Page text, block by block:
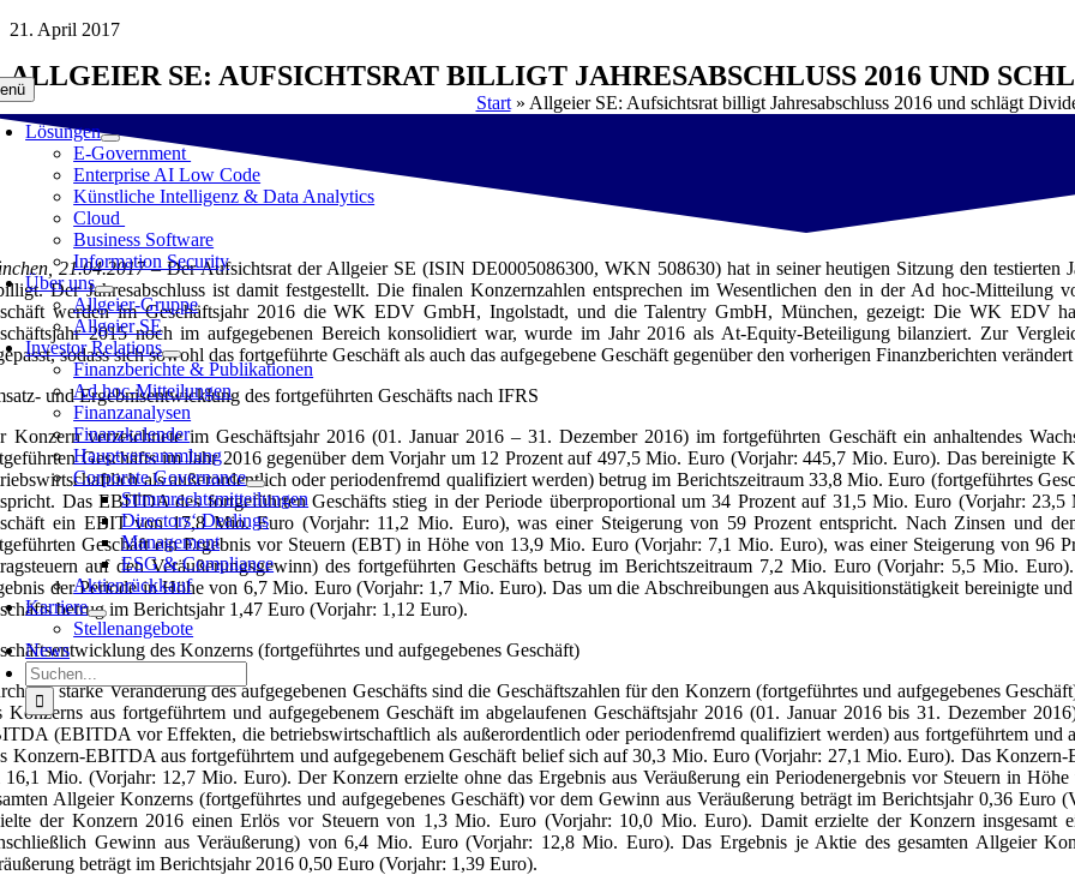
Zum
springen
Lösungen
E-Government
Enterprise AI Low Code
Künstliche Intelligenz & Data Analytics
Cloud
Business Software
Information Security
Über uns
Allgeier-Gruppe
Allgeier SE
Investor Relations
Finanzberichte & Publikationen
Ad hoc-Mitteilungen
Finanzanalysen
Finanzkalender
Hauptversammlung
Corporate Governance
Stimmrechtsmitteilungen
Directors‘ Dealings
Management
ESG & Compliance
Aktienrückkauf
Karriere
Stellenangebote
News
Suche
nach:
21. April 2017
ALLGEIER SE: AUFSICHTSRAT BILLIGT JAHRESABSCHLUSS 2016 UND
Start» Allgeier SE: Aufsichtsrat billigt Jahresabschluss 2016 und schlägt
21.04.2017 –Der Aufsichtsrat der Allgeier SE (ISIN DE0005086300, WKN 508630) hat in seiner heutigen Sitzung den testierten
Der Jahresabschluss ist damit festgestellt. Die finalen Konzernzahlen entsprechen im Wesentlichen den in der Ad hoc-Mitteilung
werden im Geschäftsjahr 2016 die WK EDV GmbH, Ingolstadt, und die Talentry GmbH, München, gezeigt: Die WK EDV
2015 noch im aufgegebenen Bereich konsolidiert war, wurde im Jahr 2016 als At-Equity-Beteiligung bilanziert. Zur
sodass sich sowohl das fortgeführte Geschäft als auch das aufgegebene Geschäft gegenüber den vorherigen Finanzberichten
und Ergebnisentwicklung des fortgeführten Geschäfts nach IFRS
Konzern verzeichnete im Geschäftsjahr 2016 (01. Januar 2016 – 31. Dezember 2016) im fortgeführten Geschäft ein anhaltendes
Geschäfts im Jahr 2016 gegenüber dem Vorjahr um 12 Prozent auf 497,5 Mio. Euro (Vorjahr: 445,7 Mio. Euro). Das
als außerordentlich oder periodenfremd qualifiziert werden) betrug im Berichtszeitraum 33,8 Mio. Euro (fortgeführtes
Das EBITDA des fortgeführten Geschäfts stieg in der Periode überproportional um 34 Prozent auf 31,5 Mio. Euro (Vorjahr:
ein EBIT von 17,8 Mio. Euro (Vorjahr: 11,2 Mio. Euro), was einer Steigerung von 59 Prozent entspricht. Nach Zinsen und
Geschäft ein Ergebnis vor Steuern (EBT) in Höhe von 13,9 Mio. Euro (Vorjahr: 7,1 Mio. Euro), was einer Steigerung von 96
auf den Veräußerungsgewinn) des fortgeführten Geschäfts betrug im Berichtszeitraum 7,2 Mio. Euro (Vorjahr: 5,5 Mio.
der Periode in Höhe von 6,7 Mio. Euro (Vorjahr: 1,7 Mio. Euro). Das um die Abschreibungen aus Akquisitionstätigkeit bereinigte
betrug im Berichtsjahr 1,47 Euro (Vorjahr: 1,12 Euro).
des Konzerns (fortgeführtes und aufgegebenes Geschäft)
die starke Veränderung des aufgegebenen Geschäfts sind die Geschäftszahlen für den Konzern (fortgeführtes und aufgegebenes
Konzerns aus fortgeführtem und aufgegebenem Geschäft im abgelaufenen Geschäftsjahr 2016 (01. Januar 2016 bis 31. Dezember
(EBITDA vor Effekten, die betriebswirtschaftlich als außerordentlich oder periodenfremd qualifiziert werden) aus fortgeführtem
Konzern-EBITDA aus fortgeführtem und aufgegebenem Geschäft belief sich auf 30,3 Mio. Euro (Vorjahr: 27,1 Mio. Euro). Das
16,1 Mio. (Vorjahr: 12,7 Mio. Euro). Der Konzern erzielte ohne das Ergebnis aus Veräußerung ein Periodenergebnis vor Steuern in
Allgeier Konzerns (fortgeführtes und aufgegebenes Geschäft) vor dem Gewinn aus Veräußerung beträgt im Berichtsjahr 0,36 Euro
der Konzern 2016 einen Erlös vor Steuern von 1,3 Mio. Euro (Vorjahr: 10,0 Mio. Euro). Damit erzielte der Konzern insgesamt
Gewinn aus Veräußerung) von 6,4 Mio. Euro (Vorjahr: 12,8 Mio. Euro). Das Ergebnis je Aktie des gesamten Allgeier
beträgt im Berichtsjahr 2016 0,50 Euro (Vorjahr: 1,39 Euro).